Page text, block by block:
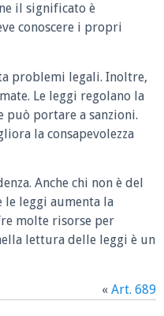
il significato è
conoscere i propri
problemi legali. Inoltre,
Le leggi regolano la
portare a sanzioni.
la consapevolezza
Anche chi non è del
le leggi aumenta la
molte risorse per
lettura delle leggi è un
« Art. 689